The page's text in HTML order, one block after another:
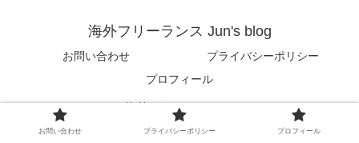
海外フリーランス Jun's blog
お問い合わせ
プライバシーポリシー
プロフィール
© 2018 海外フリーランス Jun's blog.
お問い合わせ プライバシーポリシー プロフィール